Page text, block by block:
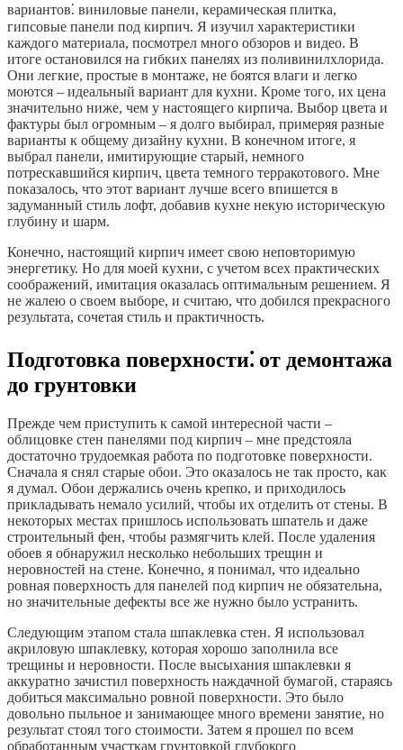
вариантов⁚ виниловые панели, керамическая плитка,
гипсовые панели под кирпич. Я изучил характеристики
каждого материала, посмотрел много обзоров и видео. В
итоге остановился на гибких панелях из поливинилхлорида.
Они легкие, простые в монтаже, не боятся влаги и легко
моются – идеальный вариант для кухни. Кроме того, их цена
значительно ниже, чем у настоящего кирпича. Выбор цвета и
фактуры был огромным – я долго выбирал, примеряя разные
варианты к общему дизайну кухни. В конечном итоге, я
выбрал панели, имитирующие старый, немного
потрескавшийся кирпич, цвета темного терракотового. Мне
показалось, что этот вариант лучше всего впишется в
задуманный стиль лофт, добавив кухне некую историческую
глубину и шарм.
Конечно, настоящий кирпич имеет свою неповторимую
энергетику. Но для моей кухни, с учетом всех практических
соображений, имитация оказалась оптимальным решением. Я
не жалею о своем выборе, и считаю, что добился прекрасного
результата, сочетая стиль и практичность.
Подготовка поверхности⁚ от демонтажа
до грунтовки
Прежде чем приступить к самой интересной части –
облицовке стен панелями под кирпич – мне предстояла
достаточно трудоемкая работа по подготовке поверхности.
Сначала я снял старые обои. Это оказалось не так просто, как
я думал. Обои держались очень крепко, и приходилось
прикладывать немало усилий, чтобы их отделить от стены. В
некоторых местах пришлось использовать шпатель и даже
строительный фен, чтобы размягчить клей. После удаления
обоев я обнаружил несколько небольших трещин и
неровностей на стене. Конечно, я понимал, что идеально
ровная поверхность для панелей под кирпич не обязательна,
но значительные дефекты все же нужно было устранить.
Следующим этапом стала шпаклевка стен. Я использовал
акриловую шпаклевку, которая хорошо заполнила все
трещины и неровности. После высыхания шпаклевки я
аккуратно зачистил поверхность наждачной бумагой, стараясь
добиться максимально ровной поверхности. Это было
довольно пыльное и занимающее много времени занятие, но
результат стоял того стоимости. Затем я прошел по всем
обработанным участкам грунтовкой глубокого